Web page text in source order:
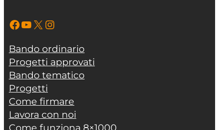
Facebook YouTube X Instagram
Bando ordinario
Progetti approvati
Bando tematico
Progetti
Come firmare
Lavora con noi
Come funziona 8×1000